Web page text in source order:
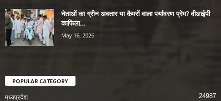
नेताओं का ग्रीन अवतार या कैमरों वाला पर्यावरण प्रेम? वीआईपी
काफिला...
May 16, 2026
POPULAR CATEGORY
मध्यप्रदेश 24987